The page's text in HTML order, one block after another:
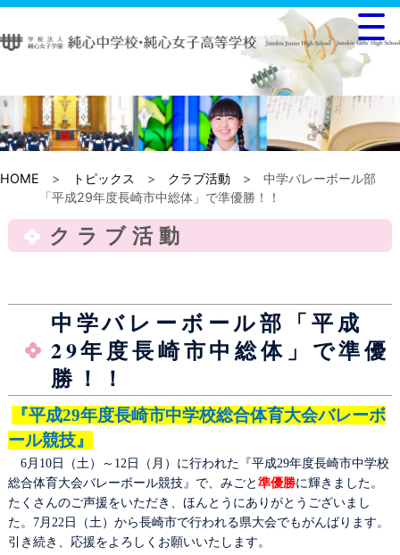
HOME > トピックス > クラブ活動 > 中学バレーボール部
「平成29年度長崎市中総体」で準優勝！！
クラブ活動
中学バレーボール部「平成
29年度長崎市中総体」で準優
勝！！
『平成29年度長崎市中学校総合体育大会バレーボ
ール競技』
6月 10日（土）～ 12日（月）に行われた『平成29年度長崎市中学校
総合体育大会バレーボール競技』で、みごと準優勝に輝きました。
たくさんのご声援をいただき、ほんとうにありがとうございまし
た。 7月22日（土）から長崎市で行われる県大会でもがんばります。
引き続き、応援をよろしくお願いいたします。